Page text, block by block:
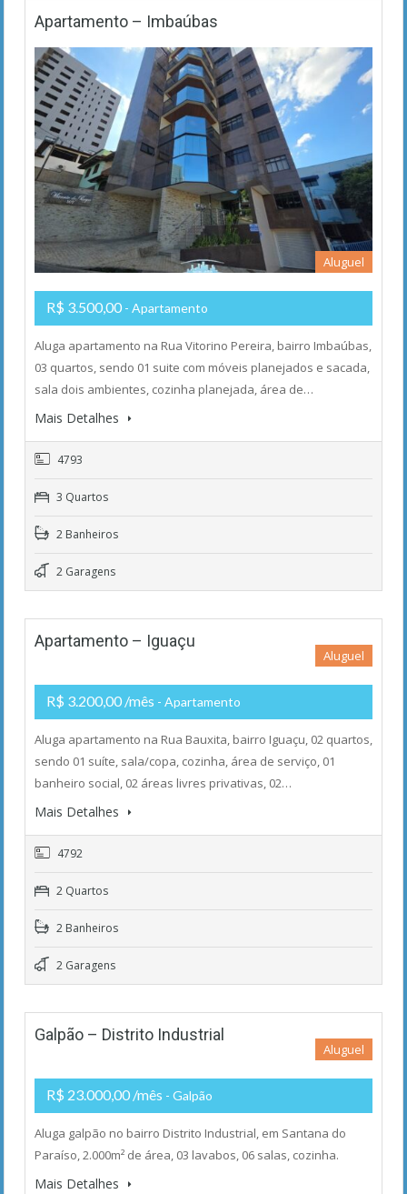
Apartamento – Imbaúbas
Aluguel
R$ 3.500,00 - Apartamento
Aluga apartamento na Rua Vitorino Pereira, bairro Imbaúbas,
03 quartos, sendo 01 suite com móveis planejados e sacada,
sala dois ambientes, cozinha planejada, área de…
Mais Detalhes
4793
3 Quartos
2 Banheiros
2 Garagens
Apartamento – Iguaçu
Aluguel
R$ 3.200,00 /mês - Apartamento
Aluga apartamento na Rua Bauxita, bairro Iguaçu, 02 quartos,
sendo 01 suíte, sala/copa, cozinha, área de serviço, 01
banheiro social, 02 áreas livres privativas, 02…
Mais Detalhes
4792
2 Quartos
2 Banheiros
2 Garagens
Galpão – Distrito Industrial
Aluguel
R$ 23.000,00 /mês - Galpão
Aluga galpão no bairro Distrito Industrial, em Santana do
Paraíso, 2.000m² de área, 03 lavabos, 06 salas, cozinha.
Mais Detalhes